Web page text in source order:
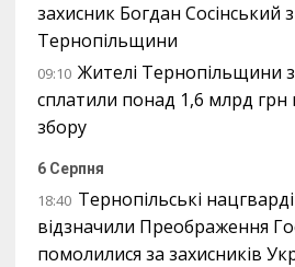
захисник Богдан Сосінський з
Тернопільщини
09:10 Жителі Тернопільщини
сплатили понад 1,6 млрд грн
збору
6 Серпня
18:40 Тернопільські
відзначили Преображення
помолилися за захисників